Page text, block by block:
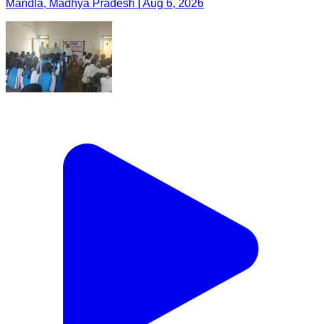
Mandla, Madhya Pradesh | Aug 6, 2026